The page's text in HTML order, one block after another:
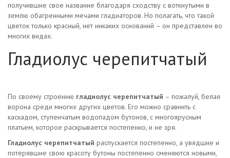
получившие свое название благодаря сходству с воткнутыми в
землю обагренными мечами гладиаторов. Но полагать, что такой
цветок только красный, нет никаких оснований – он представлен во
многих видах.
Гладиолус черепитчатый
По своему строению гладиолус черепитчатый – пожалуй, белая
ворона среди многих других цветов. Его можно сравнить с
каскадом, ступенчатым водопадом бутонов, с многоярусным
платьем, которое раскрывается постепенно, и не зря.
Гладиолус черепитчатый распускается постепенно, а увядшие и
потерявшие свою красоту бутоны постепенно сменяются новыми,